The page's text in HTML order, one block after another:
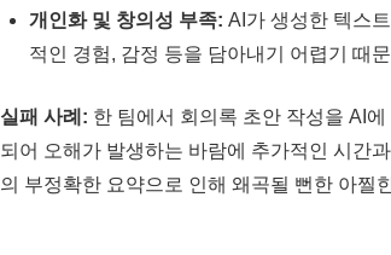
개인화 및 창의성 부족: AI가 생성한 텍스
적인 경험, 감정 등을 담아내기 어렵기 때
실패 사례: 한 팀에서 회의록 초안 작성을 AI
되어 오해가 발생하는 바람에 추가적인 시간
의 부정확한 요약으로 인해 왜곡될 뻔한 아찔